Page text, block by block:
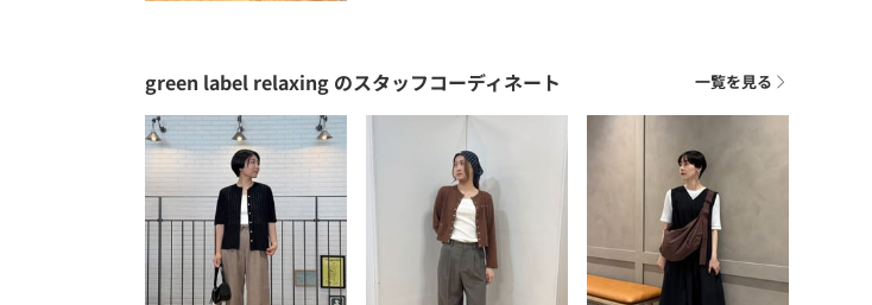
green label relaxing のスタッフコーディネート 一覧を見る